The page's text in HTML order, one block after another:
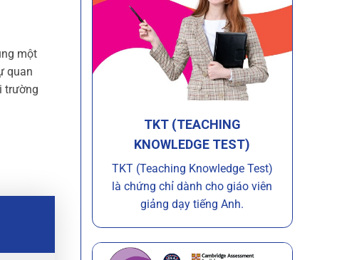
một
quan
trường
TKT (TEACHING
KNOWLEDGE TEST)
TKT (Teaching Knowledge Test)
là chứng chỉ dành cho giáo viên
giảng dạy tiếng Anh.